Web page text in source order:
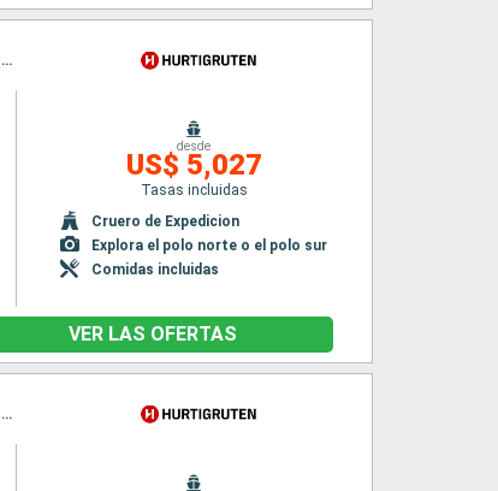
Itinerario : Bergen, Andalsnes, Traena, Reine, Tromso, Honningsvag, Longyearbyen, Ny Alesund, Tromso, Trondheim, Stokmarknes, Svolvaer, Stokmarknes, Svolvaer, Alesund, Spitzberg, Bergen, Alesund, Spitzberg, Bergen
desde
US$ 5,027
Tasas incluidas
Cruero de Expedicion
Explora el polo norte o el polo sur
Comidas incluidas
VER LAS OFERTAS
Itinerario : Bergen, Andalsnes, Traena, Reine, Tromso, Honningsvag, Ny Alesund, Longyearbyen, Tromso, Trondheim, Stokmarknes, Svolvaer, Stokmarknes, Svolvaer, Alesund, Spitzberg, Bergen, Alesund, Spitzberg, Bergen